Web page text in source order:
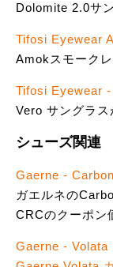
Dolomite 2.0サ
Tifosi Eyewear
Amokスモーク
Tifosi Eyewear -
Vero サングラ
シューズ関連
Gaerne -
ガエルネの
CRCのクーポン
Gaerne - Volata